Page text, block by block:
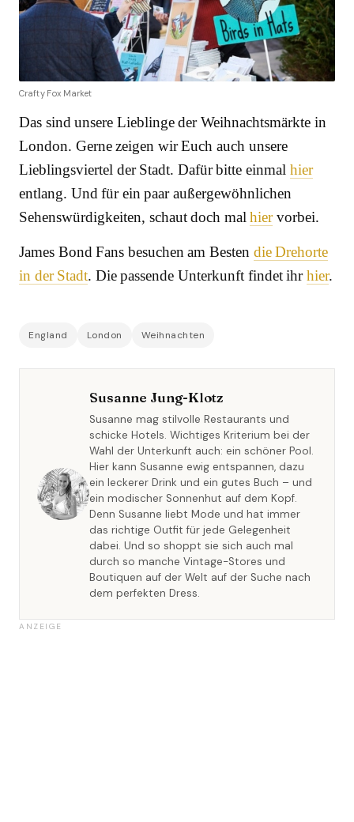
Crafty Fox Market
Das sind unsere Lieblinge der Weihnachtsmärkte in
London. Gerne zeigen wir Euch auch unsere
Lieblingsviertel der Stadt. Dafür bitte einmal hier
entlang. Und für ein paar außergewöhnlichen
Sehenswürdigkeiten, schaut doch malhiervorbei.
James Bond Fans besuchen am Besten die Drehorte
in der Stadt. Die passende Unterkunft findet ihrhier.
England London Weihnachten
Susanne Jung-Klotz
Susanne mag stilvolle Restaurants und
schicke Hotels. Wichtiges Kriterium bei der
Wahl der Unterkunft auch: ein schöner Pool.
Hier kann Susanne ewig entspannen, dazu
ein leckerer Drink und ein gutes Buch – und
ein modischer Sonnenhut auf dem Kopf.
Denn Susanne liebt Mode und hat immer
das richtige Outfit für jede Gelegenheit
dabei. Und so shoppt sie sich auch mal
durch so manche Vintage-Stores und
Boutiquen auf der Welt auf der Suche nach
dem perfekten Dress.
ANZEIGE